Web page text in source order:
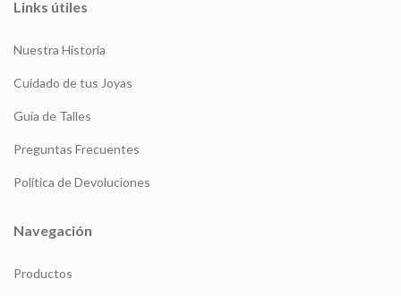
Links útiles
Nuestra Historia
Cuidado de tus Joyas
Guía de Talles
Preguntas Frecuentes
Política de Devoluciones
Navegación
Productos